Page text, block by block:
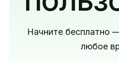
Начните бесплатно
любое